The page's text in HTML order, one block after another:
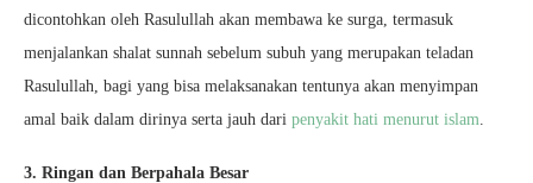
dicontohkan oleh Rasulullah akan membawa ke surga, termasuk
menjalankan shalat sunnah sebelum subuh yang merupakan teladan
Rasulullah, bagi yang bisa melaksanakan tentunya akan menyimpan
amal baik dalam dirinya serta jauh dari penyakit hati menurut islam.
3. Ringan dan Berpahala Besar